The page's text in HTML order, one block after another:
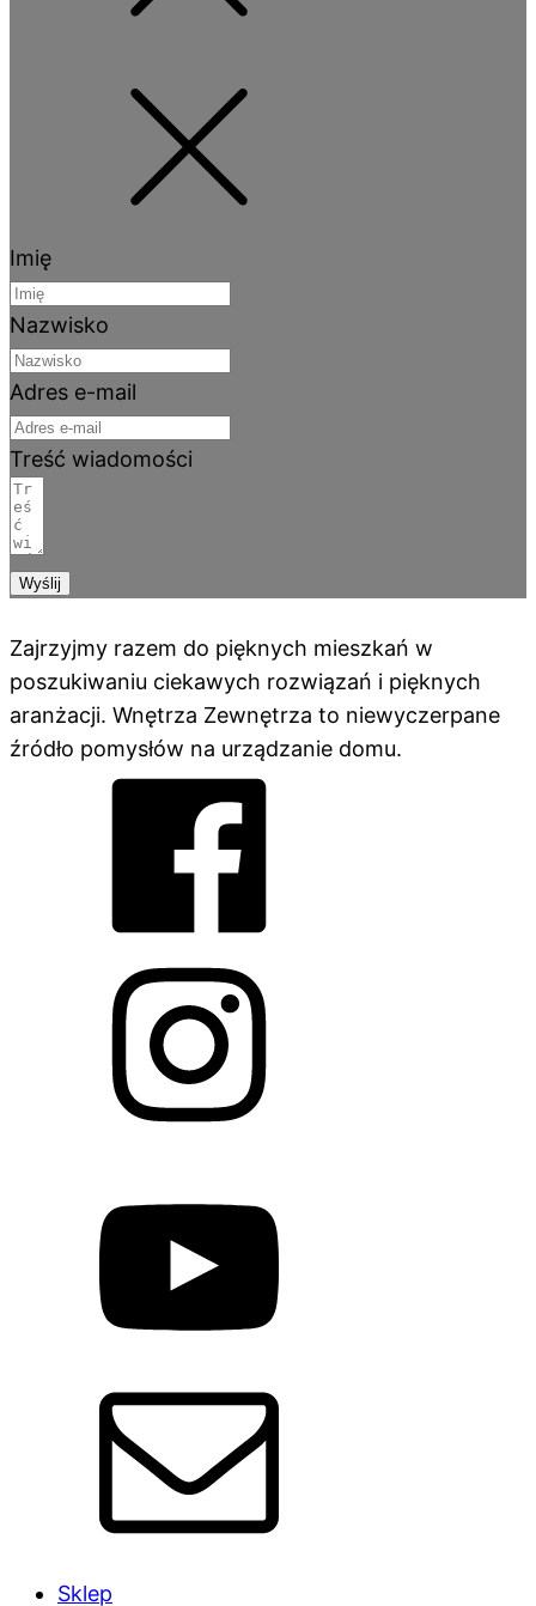
Imię
Nazwisko
Adres e-mail
Treść wiadomości
Wyślij
Zajrzyjmy razem do pięknych mieszkań w
poszukiwaniu ciekawych rozwiązań i pięknych
aranżacji. Wnętrza Zewnętrza to niewyczerpane
źródło pomysłów na urządzanie domu.
Sklep